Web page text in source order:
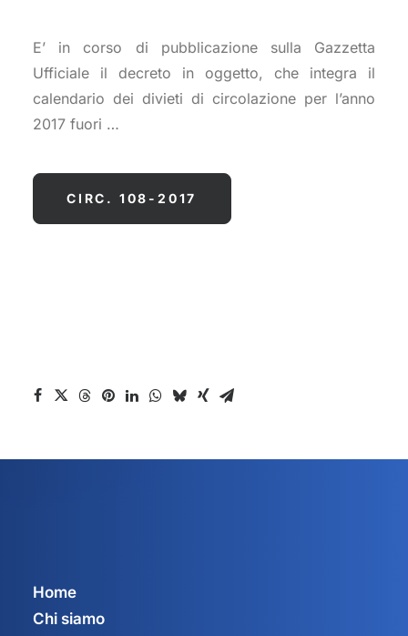
E’ in corso di pubblicazione sulla Gazzetta
Ufficiale il decreto in oggetto, che integra il
calendario dei divieti di circolazione per l’anno
2017 fuori …
CIRC. 108-2017
Home
Chi siamo